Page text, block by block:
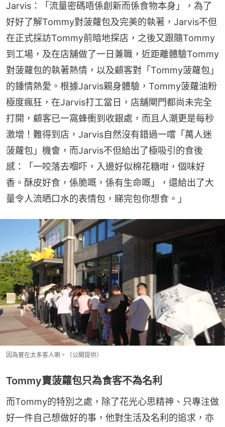
Jarvis：「流量密碼唔係創新而係食物本身」，為了
好好了解Tommy對菠蘿包及完美的執著，Jarvis不但
在正式採訪Tommy前暗地探店，之後又跟隨Tommy
到工場，及在店舖做了一日兼職，近距離體驗Tommy
對菠蘿包的執著熱情，以及顧客對「Tommy菠蘿包」
的鍾情熱愛。根據Jarvis親身體驗，Tommy菠蘿油粉
極度瘋狂，在Jarvis打工當日，店舖閘門都尚未完全
打開，顧客已一窩蜂衝到收銀處，而且人潮更是每秒
激增！難得到店，Jarvis自然沒有錯過一嚐「萬人迷
菠蘿包」機會，而Jarvis不但給出了極吸引的食後
感：「一咬落去嗰吓，入邊好似棉花糖咁，個味好
香。酥皮好食，係脆嘅，係有生命嘅」，還給出了大
量令人流晒口水的表情包，睇完包你想食。」
因為實在太多客人喇。（公關提供）
Tommy賣菠蘿包只為食客不為名利
而Tommy的特別之處，除了花光心思精神、只專注做
好一件自己想做好的事，他對生活及名利的追求，亦